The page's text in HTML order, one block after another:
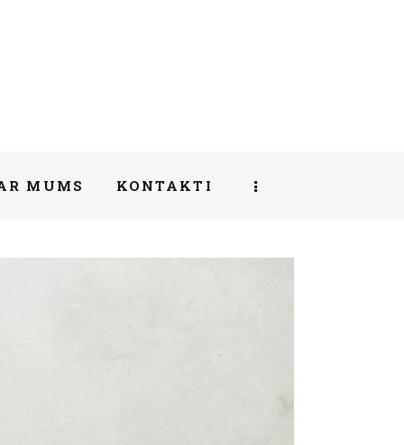
MUMS KONTAKTI